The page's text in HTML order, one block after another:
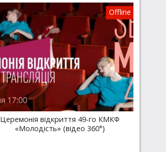
Offline
Церемонія відкриття 49-го КМКФ
«Молодість» (відео 360°)